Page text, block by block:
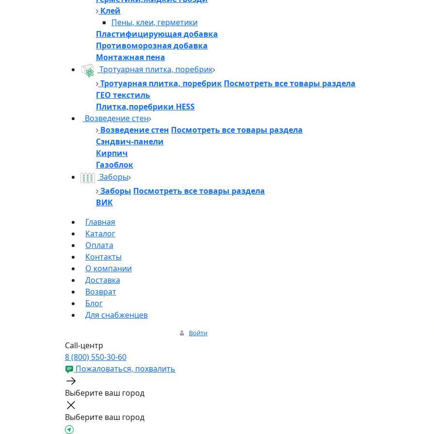
Клей
Пены, клеи, герметики
Пластифицирующая добавка
Противоморозная добавка
Монтажная пена
Тротуарная плитка, поребрик
Тротуарная плитка, поребрик Посмотреть все товары раздела
ГЕО текстиль
Плитка,поребрики HESS
Возведение стен
Возведение стен Посмотреть все товары раздела
Сэндвич-панели
Кирпич
Газоблок
Заборы
Заборы Посмотреть все товары раздела
ВИК
Главная
Каталог
Оплата
Контакты
О компании
Доставка
Возврат
Блог
Для снабженцев
Войти
Call-центр
8 (800) 550-30-60
Пожаловаться, похвалить
Выберите ваш город
Выберите ваш город